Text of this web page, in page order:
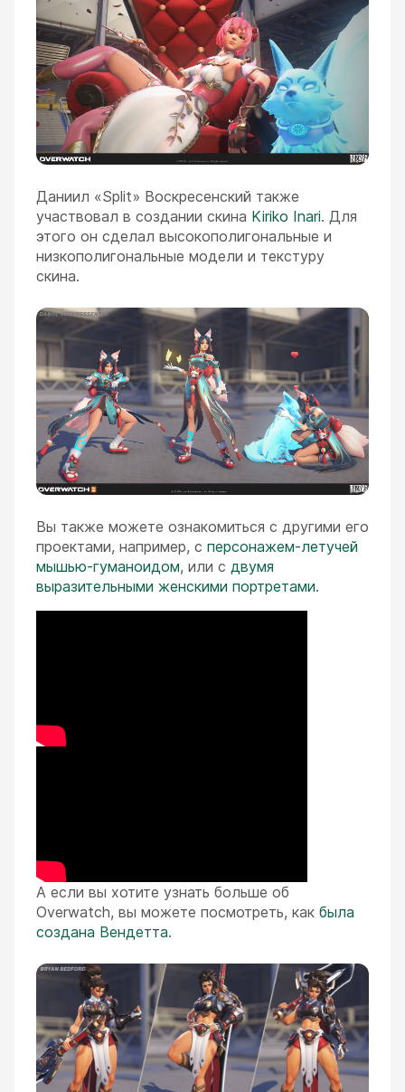
Даниил «Split» Воскресенский также
участвовал в создании скина Kiriko Inari. Для
этого он сделал высокополигональные и
низкополигональные модели и текстуру
скина.
Вы также можете ознакомиться с другими его
проектами, например, с персонажем-летучей
мышью-гуманоидом, или с двумя
выразительными женскими портретами.
А если вы хотите узнать больше об
Overwatch, вы можете посмотреть, как была
создана Вендетта.